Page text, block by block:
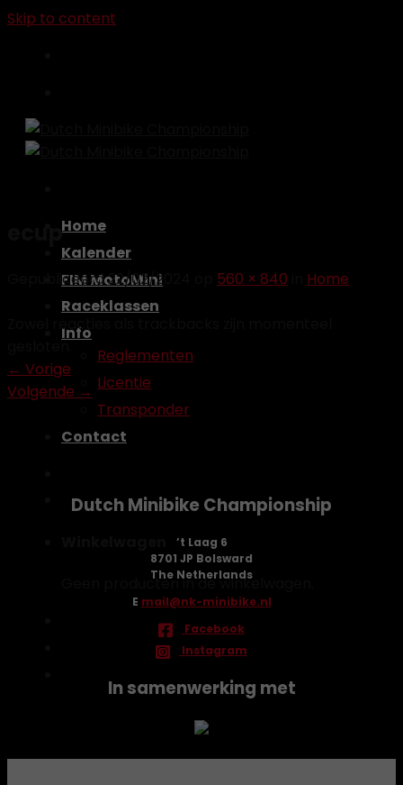
Skip to content
Home
Kalender
FIM MotoMini
Raceklassen
Info
Reglementen
Licentie
Transponder
Contact
Geen producten in de winkelwagen.
ecup
Gepubliceerd22/02/2024 560 × 840 Home
Zowel reacties als trackbacks zijn momenteel
gesloten.
← Vorige
Volgende →
Dutch Minibike Championship
’t Laag 6
8701 JP Bolsward
The Netherlands
E mail@nk-minibike.nl
Facebook
Instagram
In samenwerking met